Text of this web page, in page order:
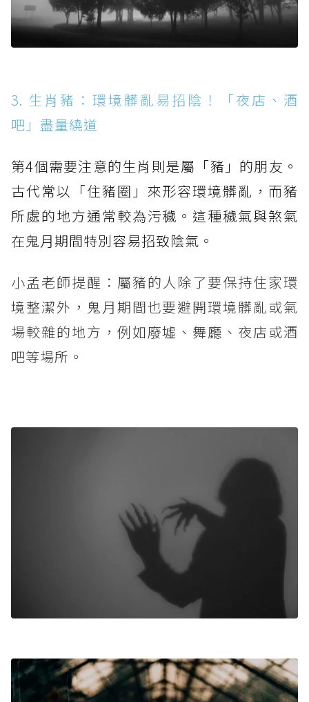
3. 生肖豬：環境髒亂易招陰！「夜店、酒
吧」盡量繞道
第4個需要注意的生肖則是屬「豬」的朋友。
古代常以「住豬圈」來形容環境髒亂，而豬
所處的地方通常較為污穢。這種穢氣與煞氣
在鬼月期間特別容易招致陰氣。
小孟老師提醒：屬豬的人除了要保持住家環
境整潔外，鬼月期間也要避開環境髒亂或氣
場較雜的地方，例如廢墟、舞廳、夜店或酒
吧等場所。